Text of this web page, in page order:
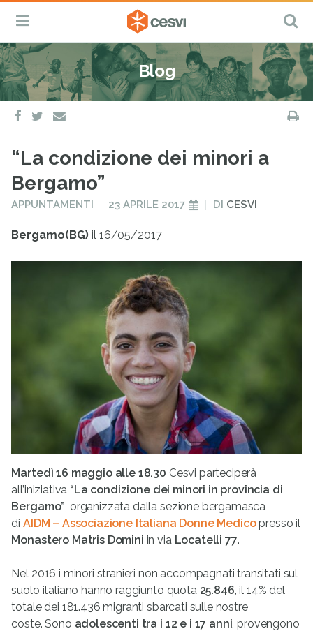
Salta
al
contenuto
CESVI
Fondazione
–
ETS
Cooperazione,
Emergenza
e
Sviluppo
Menu
Blog
facebook
twitter
e-
mail
“La condizione dei minori a
Bergamo”
PUBBLICATO
APPUNTAMENTI
PUBBLICATO
IL
23 APRILE 2017 DI CESVI
Bergamo(BG) il 16/05/2017
Martedì 16 maggio alle 18.30 Cesvi parteciperà
all’iniziativa “La condizione dei minori in provincia di
Bergamo”, organizzata dalla sezione bergamasca
diAIDM – Associazione Italiana Donne Medico presso il
Monastero Matris Domini in via Locatelli 77.
Nel 2016 i minori stranieri non accompagnati transitati sul
suolo italiano hanno raggiunto quota 25.846, il 14% del
totale dei 181.436 migranti sbarcati sulle nostre
coste. Sono adolescenti tra i 12 e i 17 anni, provengono